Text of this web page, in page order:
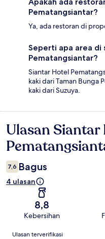
Pematangsiantar?
Ya, ada restoran di
Seperti apa area di
Pematangsiantar?
Siantar Hotel
kaki dari Taman Bunga
kaki dari Suzuya.
Ulasan
Ulasan Siantar
7,6 Bagus
4 ulasan
8,8
Kebersihan
Ulasan
Ulasan terverifikasi